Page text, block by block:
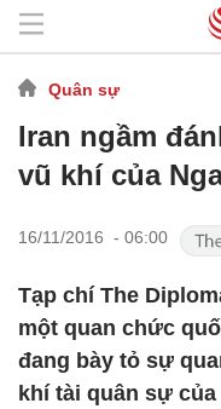
Quân sự
Iran ngầm
vũ khí của
16/11/2016 - 06:00
Tạp chí The
một quan chức
đang bày tỏ sự
khí tài quân sự